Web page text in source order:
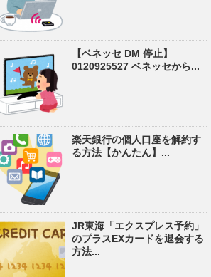
【ベネッセ DM 停止】
0120925527 ベネッセから...
楽天銀行の個人口座を解約す
る方法【かんたん】...
JR東海「エクスプレス予約」
のプラスEXカードを退会する
方法...